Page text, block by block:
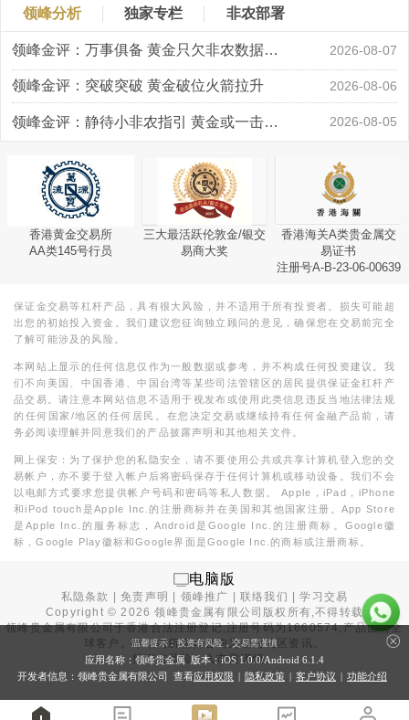
领峰分析 独家专栏 非农部署
领峰金评：万事俱备 黄金只欠非农数据“东风” 2026-08-07
领峰金评：突破突破 黄金破位火箭拉升 2026-08-06
领峰金评：静待小非农指引 黄金或一击破局 2026-08-05
香港黄金交易所
AA类145号行员
三大最活跃伦敦金/银交
易商大奖
香港海关A类贵金属交
易证书
注册号A-B-23-06-00639
保证金交易等杠杆产品，具有很大风险，并不适用于所有投资者。损失可能超
出您的初始投入资金。我们建议您征询独立顾问的意见，确保您在交易前完全
了解可能涉及的风险。
本网站上显示的任何信息仅作为一般数据或参考，并不构成任何投资建议。我
们不向美国、中国香港、中国台湾等某些司法管辖区的居民提供保证金杠杆产
品交易。请注意本网站信息不适用于视发布或使用此类信息违反当地法律法规
的任何国家/地区的任何居民。在您决定交易或继续持有任何金融产品前，请
务必阅读理解并同意我们的产品披露声明和其他相关文件。
网上保安：为了保护您的私隐安全，请不要使用公共或共享计算机登入您的交
易帐户，亦不要于登入帐户后将密码保存于任何计算机或移动设备。我们不会
以电邮方式要求您提供帐户号码和密码等私人数据。 Apple，iPad，iPhone
和iPod touch是Apple Inc.的注册商标并在美国和其他国家注册。App Store
是Apple Inc.的服务标志，Android是Google Inc.的注册商标。Google徽
标，Google Play徽标和Google界面是Google Inc.的商标或注册商标。
电脑版
私隐条款 |免责声明 领峰推广 |联络我们 |学习交易
Copyright ©2026 领峰贵金属有限公司版权所有,不得转载
领峰贵金属有限公司于香港合法注册登记,注册号码为1660574,产品面向全
球客户。本站内所有内容均为香港地区资讯。
投资有风险，入市需谨慎。
温馨提示：投资有风险，交易需谨慎
应用名称：领峰贵金属 版本：iOS 1.0.0/Android 6.1.4
开发者信息：领峰贵金属有限公司 查看应用权限 | 隐私政策 | 客户协议 | 功能介绍